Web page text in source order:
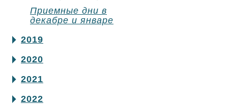
Приемные дни в
декабре и январе
2019
2020
2021
2022